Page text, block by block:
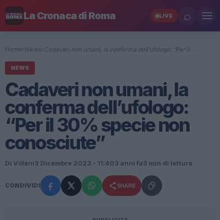
La Cronaca di Roma LIVE ⌕
Home› News› Cadaveri non umani, la conferma dell’ufologo: “Per il…
NEWS
Cadaveri non umani, la
conferma dell’ufologo:
“Per il 30% specie non
conosciute”
Di Villani3 Dicembre 2023 - 11:403 anni fa3 min di lettura
CONDIVIDI SHARE